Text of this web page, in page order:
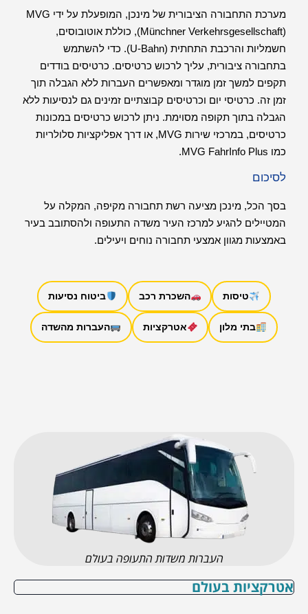
מערכת התחבורה הציבורית של מינכן, המופעלת על ידי MVG
(Münchner Verkehrsgesellschaft), כוללת אוטובוסים,
חשמליות והרכבת התחתית (U-Bahn). כדי להשתמש
בתחבורה ציבורית, עליך לרכוש כרטיסים. כרטיסים בודדים
תקפים למשך זמן מוגדר ומאפשרים העברות ללא הגבלה תוך
זמן זה. כרטיסי יום וכרטיסים קבוצתיים זמינים גם לנסיעות ללא
הגבלה בתוך תקופה מסוימת. ניתן לרכוש כרטיסים במכונות
כרטיסים, במרכזי שירות MVG, או דרך אפליקציות סלולריות
כמו MVG FahrInfo Plus.
לסיכום
בסך הכל, מינכן מציעה רשת תחבורה מקיפה, המקלה על
המטיילים להגיע למרכז העיר משדה התעופה ולהסתובב בעיר
באמצעות מגוון אמצעי תחבורה נוחים ויעילים.
טיסות השכרת רכב ביטוח נסיעות
בתי מלון אטרקציות העברות מהשדה
העברות משדות התעופה בעולם
אטרקציות בעולם